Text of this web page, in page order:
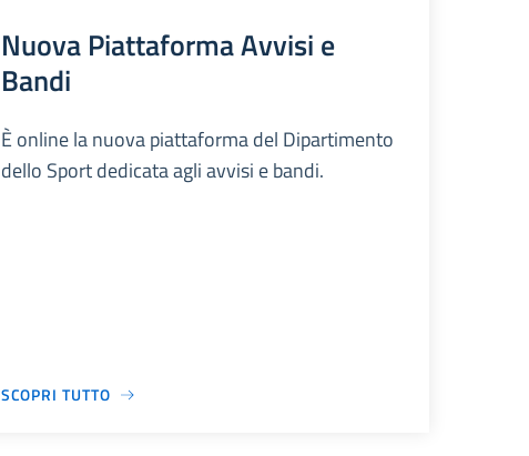
Nuova Piattaforma Avvisi e
Bandi
È online la nuova piattaforma del Dipartimento
dello Sport dedicata agli avvisi e bandi.
SCOPRI TUTTO